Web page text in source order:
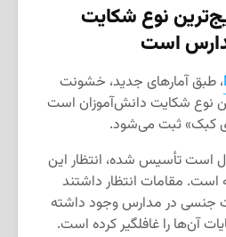
نوع شکایت
است
، طبق آمارهای جدید، خشونت
نوع شکایت دانش‌آموزان است
کبک» ثبت می‌شود.
است تأسیس شده، انتظار این
است. مقامات انتظار داشتند
جنسی در مدارس وجود داشته
آن‌ها را غافلگیر کرده است.